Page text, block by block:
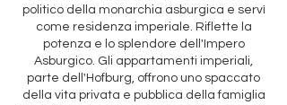
politico della monarchia asburgica e servì
come residenza imperiale. Riflette la
potenza e lo splendore dell'Impero
Asburgico. Gli appartamenti imperiali,
parte dell'Hofburg, offrono uno spaccato
della vita privata e pubblica della famiglia